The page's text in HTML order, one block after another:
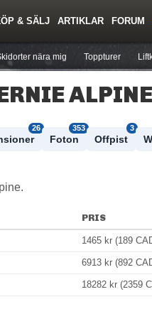
& SÄLJ ARTIKLAR FORUM
nära mig Toppturer
ALPINE
26
Foton
353
Offpist
3
PRIS
1465 kr (189
6913 kr (892
18282 kr (2359